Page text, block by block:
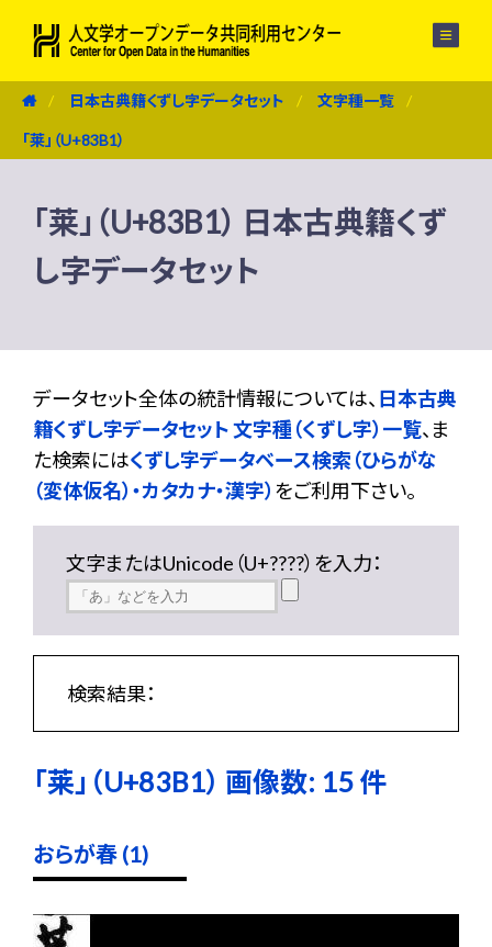
日本古典籍くずし字データセット 文字種一覧
「莱」（U+83B1）
「莱」（U+83B1） 日本古典籍くず
し字データセット
データセット全体の統計情報については、 日本古典
籍くずし字データセット 文字種（くずし字）一覧、ま
た検索にはくずし字データベース検索（ひらがな
（変体仮名）・カタカナ・漢字） をご利用下さい。
文字またはUnicode（U+????）を入力：
検索結果：
「莱」（U+83B1） 画像数: 15 件
おらが春 (1)